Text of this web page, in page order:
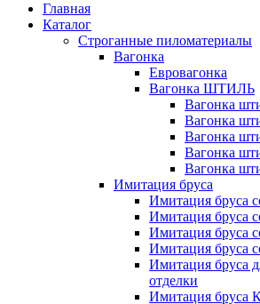
Главная
Каталог
Строганные пиломатериалы
Вагонка
Евровагонка
Вагонка ШТИЛЬ
Вагонка
Вагонка
Вагонка
Вагонка
Вагонка
Имитация бруса
Имитация бруса
Имитация бруса
Имитация бруса
Имитация бруса
Имитация бруса
отделки
Имитация бруса